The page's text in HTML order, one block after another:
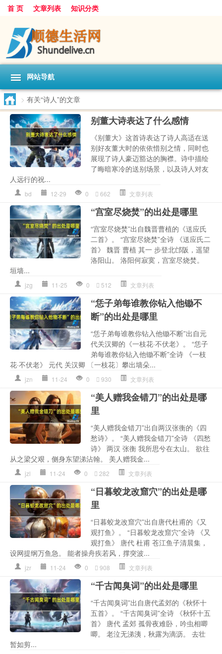
首 页 文章列表 知识分类
网站导航
> 有关“诗人”的文章
别董大诗表达了什么感情
《别董大》这首诗表达了诗人高适在送
别好友董大时的依依惜别之情，同时也
展现了诗人豪迈豁达的胸襟。诗中描绘
了晦暗寒冷的送别场景，以及诗人对友
人远行的祝...
bd 12-29 0 662 文章列表
“宫室尽烧焚”的出处是哪里
“宫室尽烧焚”出自魏晋曹植的《送应氏
二首》。 “宫室尽烧焚”全诗 《送应氏二
首》 魏晋 曹植 其一 步登北邙阪，遥望
洛阳山。 洛阳何寂寞，宫室尽烧焚。
垣墙...
jzg 11-25 0 512 文章列表
“恁子弟每谁教你钻入他锄不
断”的出处是哪里
“恁子弟每谁教你钻入他锄不断”出自元
代关汉卿的《一枝花·不伏老》。 “恁子
弟每谁教你钻入他锄不断”全诗 《一枝
花·不伏老》 元代 关汉卿 〔一枝花〕攀出墙朵...
jzn 11-24 0 930 文章列表
“美人赠我金错刀”的出处是哪
里
“美人赠我金错刀”出自两汉张衡的《四
愁诗》。 “美人赠我金错刀”全诗 《四愁
诗》 两汉 张衡 我所思兮在太山。 欲往
从之梁父艰，侧身东望涕沾翰。 美人赠我金...
jzl 11-24 0 282 文章列表
“日暮蛟龙改窟穴”的出处是哪
里
“日暮蛟龙改窟穴”出自唐代杜甫的《又
观打鱼》。 “日暮蛟龙改窟穴”全诗 《又
观打鱼》 唐代 杜甫 苍江鱼子清晨集，
设网提纲万鱼急。 能者操舟疾若风，撑突波...
jzr 11-24 0 908 文章列表
“千古闻臭词”的出处是哪里
“千古闻臭词”出自唐代孟郊的《秋怀十
五首》。 “千古闻臭词”全诗 《秋怀十五
首》 唐代 孟郊 孤骨夜难卧，吟虫相唧
唧。 老泣无涕洟，秋露为滴沥。 去壮
暂如剪...